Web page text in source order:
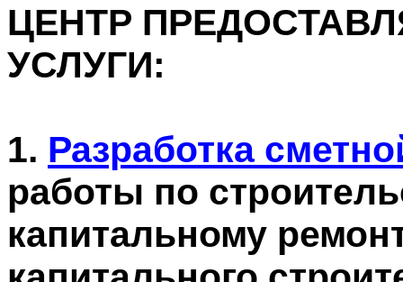
ЦЕНТР
УСЛУГИ:
1. Разработка
работы по
капитальному